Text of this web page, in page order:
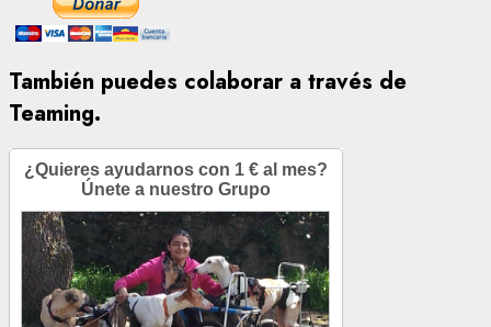
También puedes colaborar a través de
Teaming.